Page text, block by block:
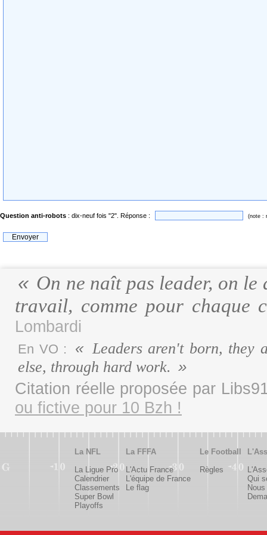
Question anti-robots : dix-neuf fois "2". Réponse : (note :
On ne naît pas leader, on
travail, comme pour chaque
Lombardi
En VO :
Leaders aren't born, they
else, through hard work.
Citation réelle proposée par
ou fictive pour 10 Bzh !
La NFL
La Ligue Pro
Calendrier
Classements
Super Bowl
Playoffs
La FFFA
L'Actu France
L'équipe de France
Le flag
Le Football
Règles
Qui